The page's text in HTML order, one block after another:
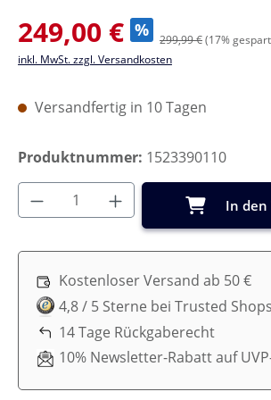
Verkaufspreis:
249,00 € % 299,99 €(17%
inkl. MwSt. zzgl. Versandkosten
Versandfertig in 10 Tagen
Produktnummer: 1523390110
Produkt Anzahl: Gib den
In den
Kostenloser Versand ab 50 €
4,8 / 5 Sterne bei Trusted Shops
14 Tage Rückgaberecht
10% Newsletter-Rabatt auf